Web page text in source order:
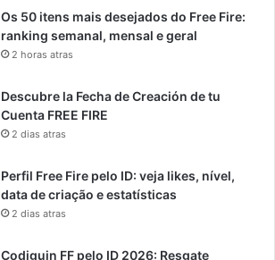
Os 50 itens mais desejados do Free Fire:
ranking semanal, mensal e geral
2 horas atras
Descubre la Fecha de Creación de tu
Cuenta FREE FIRE
2 dias atras
Perfil Free Fire pelo ID: veja likes, nível,
data de criação e estatísticas
2 dias atras
Codiguin FF pelo ID 2026: Resgate